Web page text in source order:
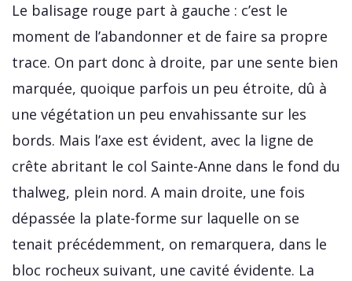
Le balisage rouge part à gauche : c’est le
moment de l’abandonner et de faire sa propre
trace. On part donc à droite, par une sente bien
marquée, quoique parfois un peu étroite, dû à
une végétation un peu envahissante sur les
bords. Mais l’axe est évident, avec la ligne de
crête abritant le col Sainte-Anne dans le fond du
thalweg, plein nord. A main droite, une fois
dépassée la plate-forme sur laquelle on se
tenait précédemment, on remarquera, dans le
bloc rocheux suivant, une cavité évidente. La